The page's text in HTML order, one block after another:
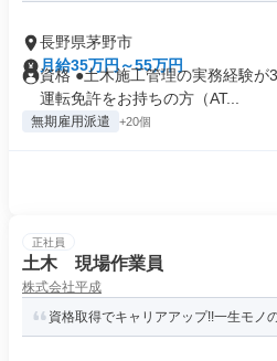
長野県茅野市
月給35万円～55万円
資格 ●土木施工管理の実務経験が
運転免許をお持ちの方（AT...
無期雇用派遣 +20個
正社員
土木 現場作業員
株式会社平成
資格取得でキャリアアップ!!一生モノ